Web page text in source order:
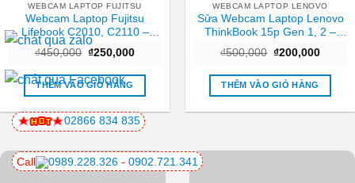
WEBCAM LAPTOP FUJITSU
Webcam Laptop Fujitsu
Lifebook C2010, C2110 –
Thay Nhanh TPHCM
₫450,000 Giá
là:
₫450,000.
₫250,000Giá
tại
₫250,000.
THÊM VÀO GIỎ HÀNG
WEBCAM LAPTOP LENOVO
Sửa Webcam Laptop Lenovo
ThinkBook 15p Gen 1, 2 –
Trung tâm sửa nhanh TPHCM
| Giá rẻ
₫500,000 Giá
là:
₫500,000.
₫200,000Giá
tại
THÊM VÀO GIỎ HÀNG
Call 0989.228.326 - 0902.721.341
02866 834 835